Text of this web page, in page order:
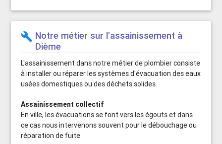
build Notre métier sur l'assainissement à
Dième
L'assainissement dans notre métier de plombier consiste
à installer ou réparer les systèmes d'évacuation des eaux
usées domestiques ou des déchets solides.
Assainissement collectif
En ville, les évacuations se font vers les égouts et dans
ce cas nous intervenons souvent pour le débouchage ou
réparation de fuite.